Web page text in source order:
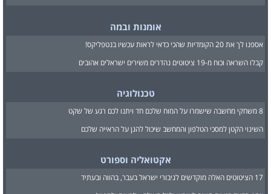
אומנות ובמה
אספנו לך את 20 הקומדיות שהכי כדאי לראות עכשיו בנטפליקס!
קבלו השראה וכוח מ-19 ציטוטים נהדרים משירים ישראלים אהובים
טכנולוגיה
8 משחקי מחשבה שישמרו על המוח שלכם חד ויתנו לכם רגע של שקט
השינוי הקטן למסכי הטלפון והמחשב שיכול להגן על הראייה שלכם
אקטואליה וספורט
17 הציטוטים האלה מוקדשים לגיבורי ישראל בעבר, בהווה ובעתיד